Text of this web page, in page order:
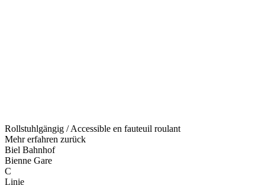
Rollstuhlgängig / Accessible en fauteuil roulant
Mehr erfahren zurück
Biel Bahnhof
Bienne Gare
C
Linie